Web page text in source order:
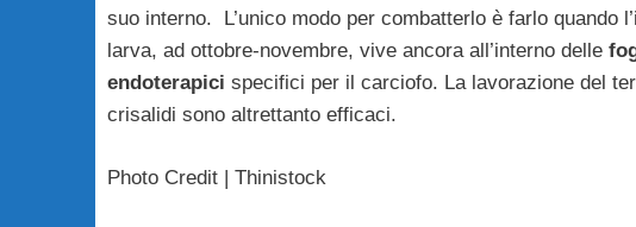
suo interno. L’unico modo per combatterlo è farlo quando
larva, ad ottobre-novembre, vive ancora all’interno delle
endoterapici specifici per il carciofo. La lavorazione del
crisalidi sono altrettanto efficaci.
Photo Credit | Thinistock